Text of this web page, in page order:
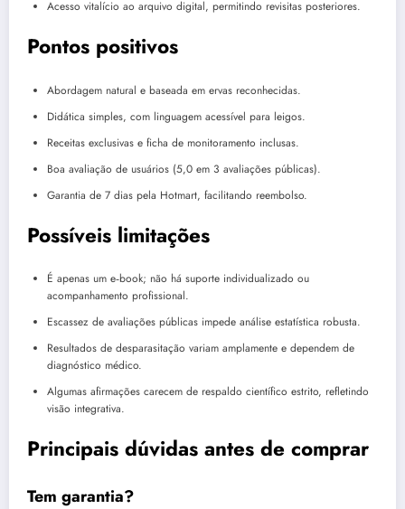
Acesso vitalício ao arquivo digital, permitindo revisitas posteriores.
Pontos positivos
Abordagem natural e baseada em ervas reconhecidas.
Didática simples, com linguagem acessível para leigos.
Receitas exclusivas e ficha de monitoramento inclusas.
Boa avaliação de usuários (5,0 em 3 avaliações públicas).
Garantia de 7 dias pela Hotmart, facilitando reembolso.
Possíveis limitações
É apenas um e‑book; não há suporte individualizado ou
acompanhamento profissional.
Escassez de avaliações públicas impede análise estatística robusta.
Resultados de desparasitação variam amplamente e dependem de
diagnóstico médico.
Algumas afirmações carecem de respaldo científico estrito, refletindo
visão integrativa.
Principais dúvidas antes de comprar
Tem garantia?